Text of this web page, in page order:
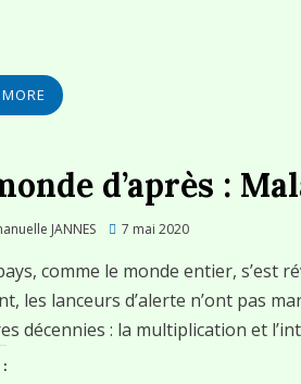
d’après :
JANNES
Posted
7 mai 2020
comme le monde entier, s’est
les lanceurs d’alerte n’ont pas
décennies : la multiplication et
: